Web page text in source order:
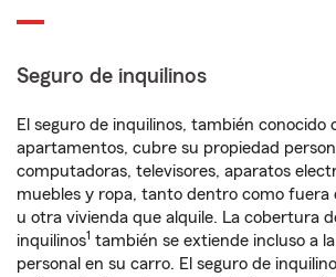
Seguro de inquilinos
El seguro de inquilinos, también conocido
apartamentos, cubre su propiedad
computadoras, televisores, aparatos
muebles y ropa, tanto dentro como fuera
u otra vivienda que alquile. La cobertura
inquilinos1 también se extiende incluso a
personal en su carro. El seguro de